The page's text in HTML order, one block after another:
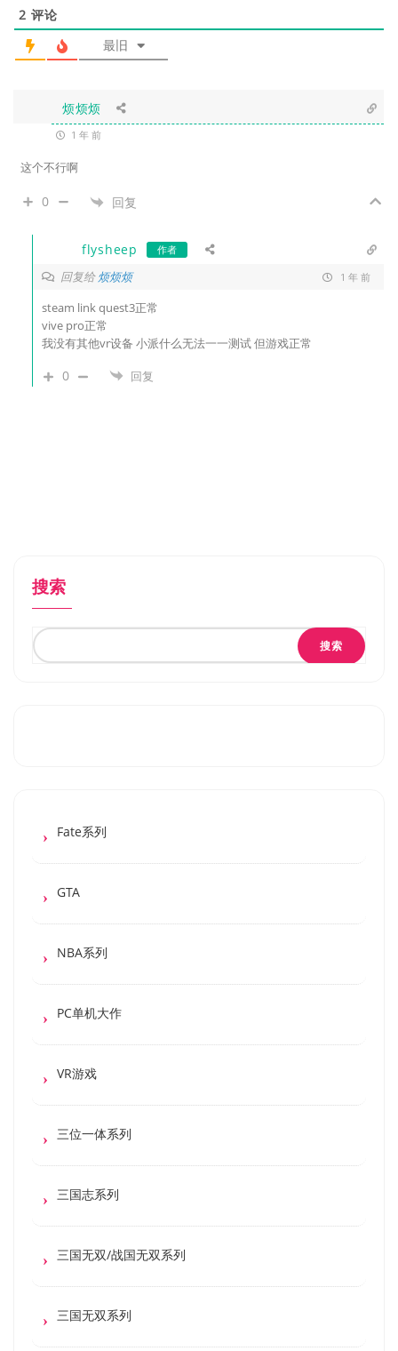
2 评论
最旧
烦烦烦
1 年 前
这个不行啊
0 回复
flysheep 作者
回复给烦烦烦 1 年 前
steam link quest3正常
vive pro正常
我没有其他vr设备 小派什么无法一一测试 但游戏正常
0 回复
搜索
搜索
Fate系列
GTA
NBA系列
PC单机大作
VR游戏
三位一体系列
三国志系列
三国无双/战国无双系列
三国无双系列